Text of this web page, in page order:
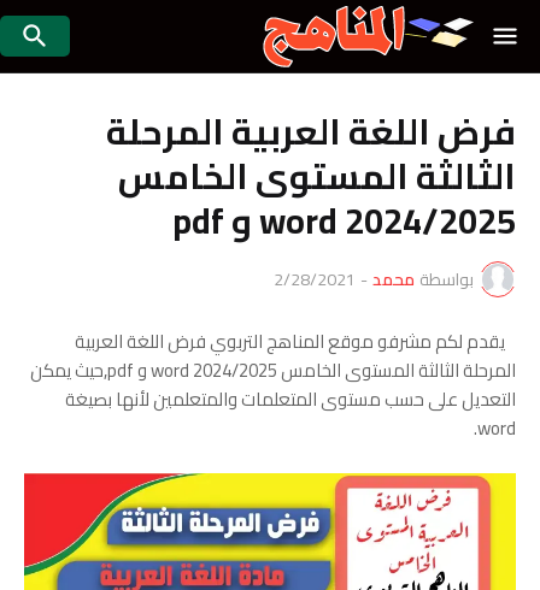
فرض اللغة العربية المرحلة
الثالثة المستوى الخامس
2024/2025 word و pdf
بواسطة محمد-
2/28/2021
يقدم لكم مشرفو موقع المناهج التربوي فرض اللغة العربية
المرحلة الثالثة المستوى الخامس 2024/2025 word و pdf,حيث يمكن
التعديل على حسب مستوى المتعلمات والمتعلمين لأنها بصيغة
word.